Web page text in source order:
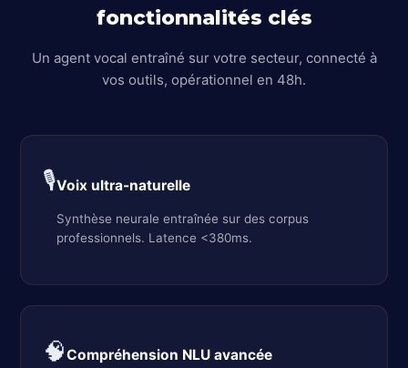
fonctionnalités clés
Un agent vocal entraîné sur votre secteur, connecté à
vos outils, opérationnel en 48h.
🎙️Voix ultra-naturelle
Synthèse neurale entraînée sur des corpus
professionnels. Latence <380ms.
🧠Compréhension NLU avancée